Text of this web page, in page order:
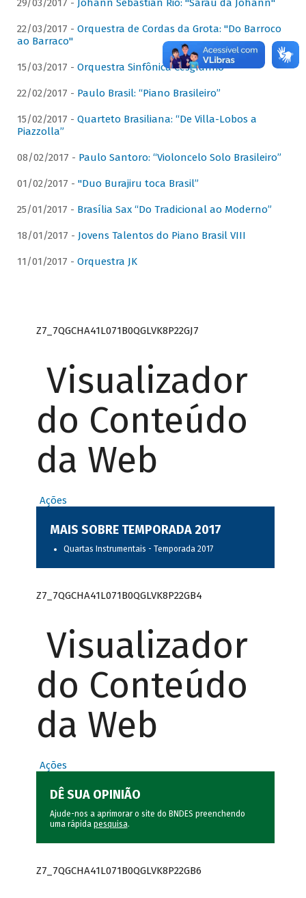
29/03/2017 - Johann Sebastian Rio: "Sarau da Johann"
22/03/2017 - Orquestra de Cordas da Grota: "Do Barroco
ao Barraco"
15/03/2017 - Orquestra Sinfônica Cesgranrio
22/02/2017 - Paulo Brasil: “Piano Brasileiro”
15/02/2017 - Quarteto Brasiliana: “De Villa-Lobos a
Piazzolla”
08/02/2017 - Paulo Santoro: “Violoncelo Solo Brasileiro”
01/02/2017 - "Duo Burajiru toca Brasil”
25/01/2017 - Brasília Sax “Do Tradicional ao Moderno”
18/01/2017 - Jovens Talentos do Piano Brasil VIII
11/01/2017 - Orquestra JK
Z7_7QGCHA41L071B0QGLVK8P22GJ7
Visualizador
do Conteúdo
da Web
Ações
MAIS SOBRE TEMPORADA 2017
Quartas Instrumentais - Temporada 2017
Z7_7QGCHA41L071B0QGLVK8P22GB4
Visualizador
do Conteúdo
da Web
Ações
DÊ SUA OPINIÃO
Ajude-nos a aprimorar o site do BNDES preenchendo
uma rápida pesquisa.
Z7_7QGCHA41L071B0QGLVK8P22GB6